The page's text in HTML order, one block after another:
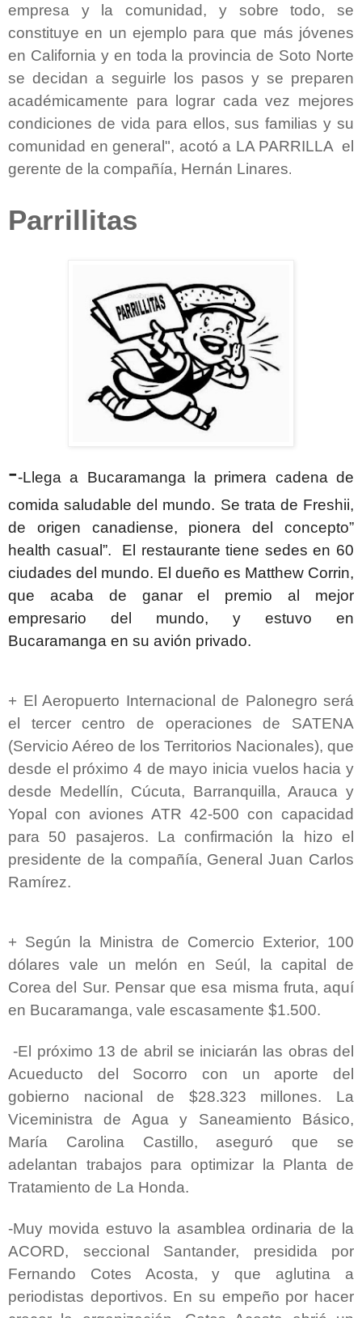
empresa y la comunidad, y sobre todo, se
constituye en un ejemplo para que más jóvenes
en California y en toda la provincia de Soto Norte
se decidan a seguirle los pasos y se preparen
académicamente para lograr cada vez mejores
condiciones de vida para ellos, sus familias y su
comunidad en general", acotó a LA PARRILLA el
gerente de la compañía, Hernán Linares.
Parrillitas
--Llega a Bucaramanga la primera cadena de
comida saludable del mundo. Se trata de Freshii,
de origen canadiense, pionera del concepto”
health casual”. El restaurante tiene sedes en 60
ciudades del mundo. El dueño es Matthew Corrin,
que acaba de ganar el premio al mejor
empresario del mundo, y estuvo en
Bucaramanga en su avión privado.
+ El Aeropuerto Internacional de Palonegro será
el tercer centro de operaciones de SATENA
(Servicio Aéreo de los Territorios Nacionales), que
desde el próximo 4 de mayo inicia vuelos hacia y
desde Medellín, Cúcuta, Barranquilla, Arauca y
Yopal con aviones ATR 42-500 con capacidad
para 50 pasajeros. La confirmación la hizo el
presidente de la compañía, General Juan Carlos
Ramírez.
+ Según la Ministra de Comercio Exterior, 100
dólares vale un melón en Seúl, la capital de
Corea del Sur. Pensar que esa misma fruta, aquí
en Bucaramanga, vale escasamente $1.500.
-El próximo 13 de abril se iniciarán las obras del
Acueducto del Socorro con un aporte del
gobierno nacional de $28.323 millones. La
Viceministra de Agua y Saneamiento Básico,
María Carolina Castillo, aseguró que se
adelantan trabajos para optimizar la Planta de
Tratamiento de La Honda.
-Muy movida estuvo la asamblea ordinaria de la
ACORD, seccional Santander, presidida por
Fernando Cotes Acosta, y que aglutina a
periodistas deportivos. En su empeño por hacer